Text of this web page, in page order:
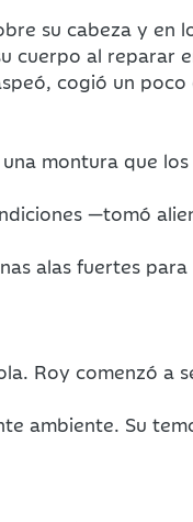
su cabeza y en
cuerpo al reparar
cogió un poco
montura que
—tomó
alas fuertes
Roy comenzó a
ambiente. Su